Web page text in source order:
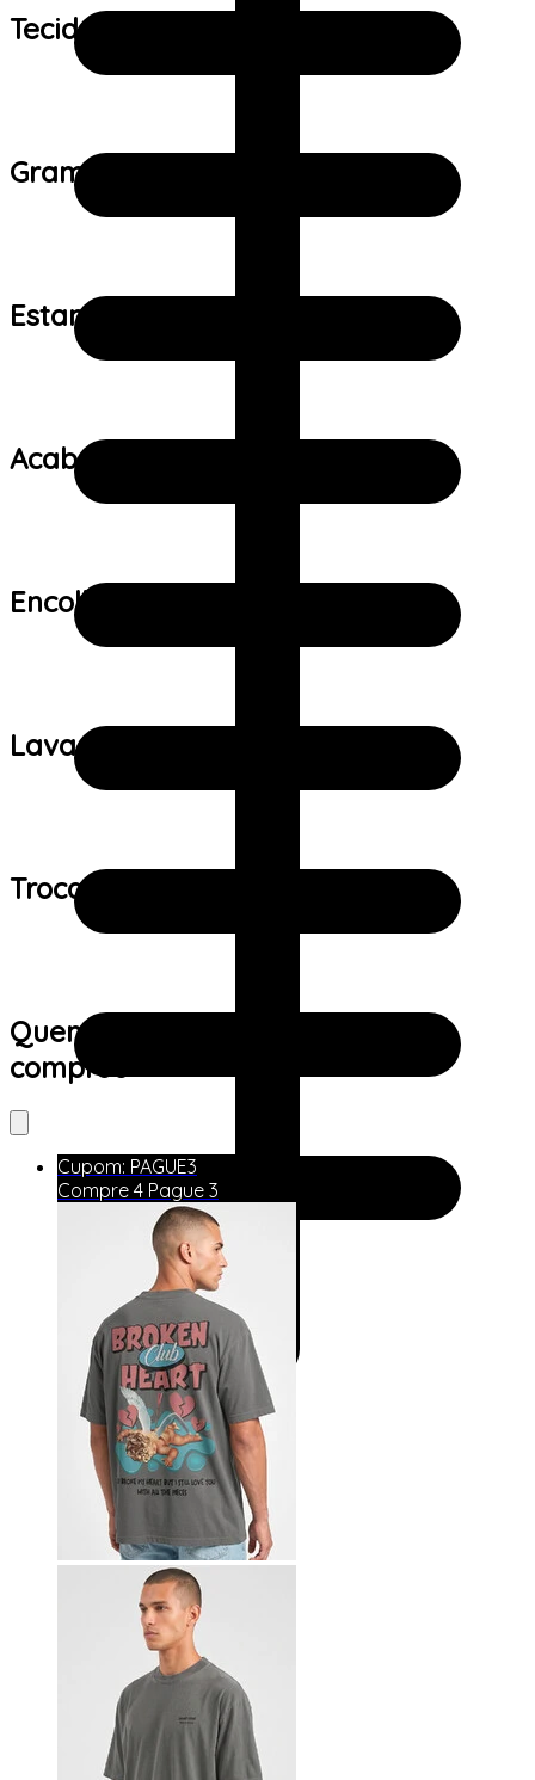
Tecido:
Gramatura do tecido:
Estampa:
Acabamento:
Encolhimento:
Lavagem:
Trocas e devoluções:
Quem viu este produto também
comprou